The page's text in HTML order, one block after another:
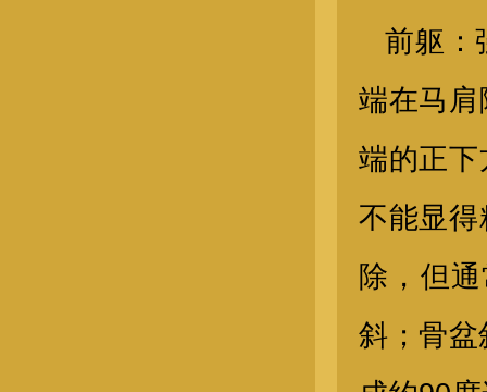
前躯：
端在马
端的正
不能显
除，但
斜；骨